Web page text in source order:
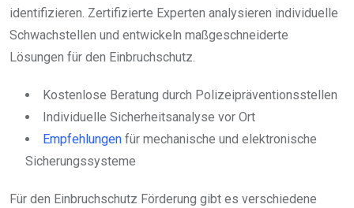
identifizieren. Zertifizierte Experten analysieren individuelle
Schwachstellen und entwickeln maßgeschneiderte
Lösungen für den Einbruchschutz.
Kostenlose Beratung durch Polizeipräventionsstellen
Individuelle Sicherheitsanalyse vor Ort
Empfehlungen für mechanische und elektronische
Sicherungssysteme
Für den Einbruchschutz Förderung gibt es verschiedene